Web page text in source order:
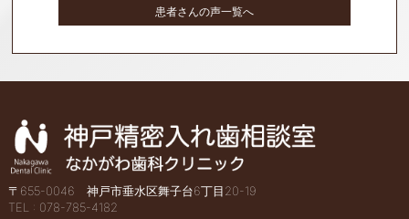
患者さんの声一覧へ
〒655-0046 神戸市垂水区舞子台6丁目20-19
TEL : 078-785-4182